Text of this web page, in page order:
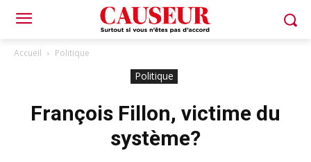
Accueil Politique
Politique
François Fillon, victime du
système?